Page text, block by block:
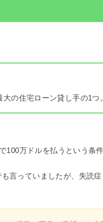
の住宅ローン貸し手の1つ。
万ドルを払うという条
言っていましたが、失読